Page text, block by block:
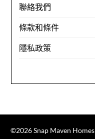
聯絡我們
條款和條件
隱私政策
©2026 Snap Maven Homes